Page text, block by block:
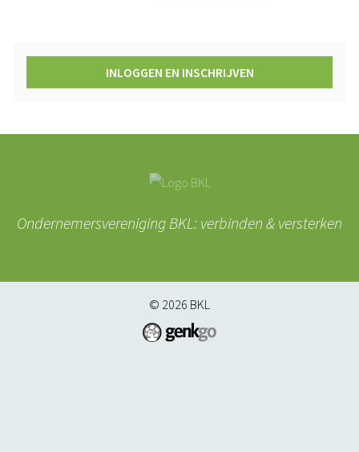
INLOGGEN EN INSCHRIJVEN
Ondernemersvereniging BKL: verbinden & versterken
© 2026 BKL